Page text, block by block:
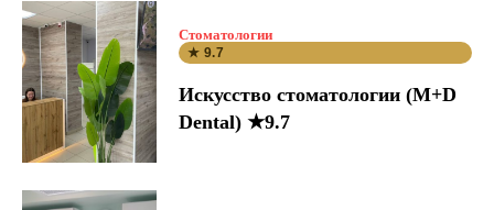
Стоматологии
★ 9.7
Искусство стоматологии (M+D
Dental) ★9.7